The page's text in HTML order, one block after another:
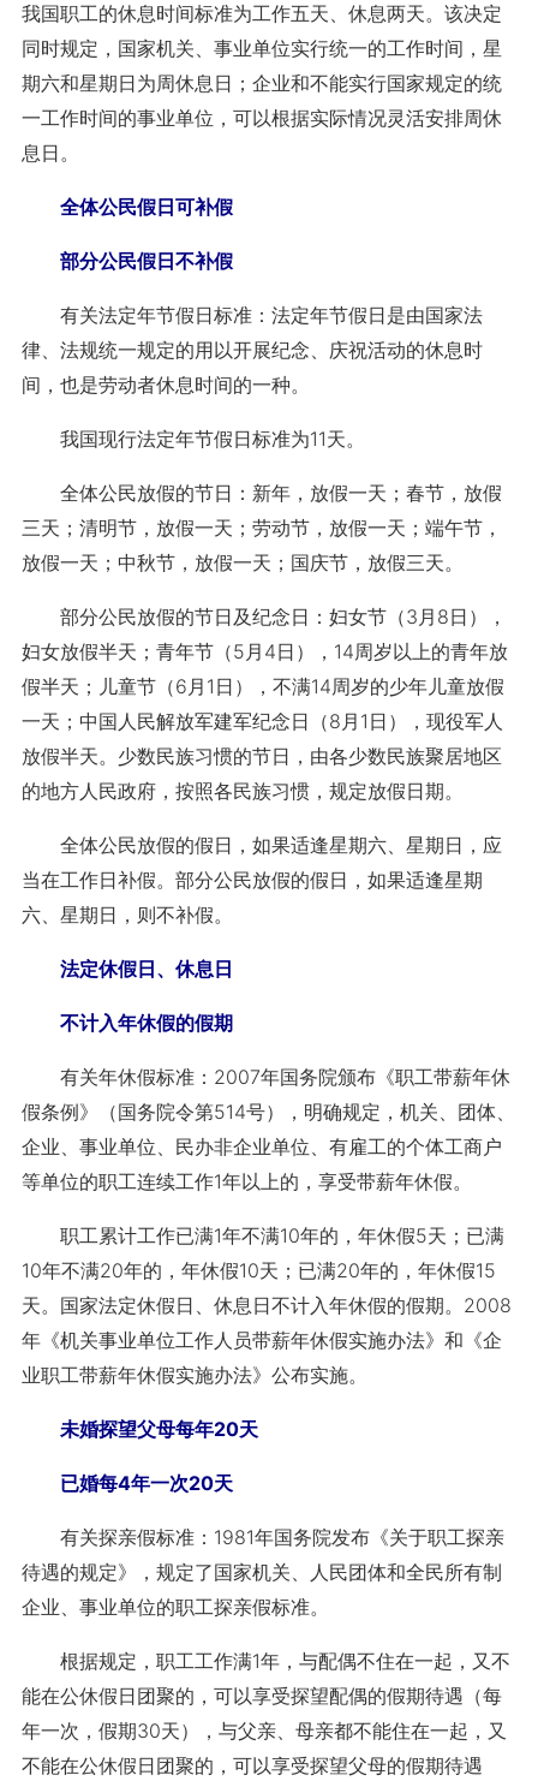
我国职工的休息时间标准为工作五天、休息两天。该决定
同时规定，国家机关、事业单位实行统一的工作时间，星
期六和星期日为周休息日；企业和不能实行国家规定的统
一工作时间的事业单位，可以根据实际情况灵活安排周休
息日。
全体公民假日可补假
部分公民假日不补假
有关法定年节假日标准：法定年节假日是由国家法
律、法规统一规定的用以开展纪念、庆祝活动的休息时
间，也是劳动者休息时间的一种。
我国现行法定年节假日标准为11天。
全体公民放假的节日：新年，放假一天；春节，放假
三天；清明节，放假一天；劳动节，放假一天；端午节，
放假一天；中秋节，放假一天；国庆节，放假三天。
部分公民放假的节日及纪念日：妇女节（3月8日），
妇女放假半天；青年节（5月4日），14周岁以上的青年放
假半天；儿童节（6月1日），不满14周岁的少年儿童放假
一天；中国人民解放军建军纪念日（8月1日），现役军人
放假半天。少数民族习惯的节日，由各少数民族聚居地区
的地方人民政府，按照各民族习惯，规定放假日期。
全体公民放假的假日，如果适逢星期六、星期日，应
当在工作日补假。部分公民放假的假日，如果适逢星期
六、星期日，则不补假。
法定休假日、休息日
不计入年休假的假期
有关年休假标准：2007年国务院颁布《职工带薪年休
假条例》（国务院令第514号），明确规定，机关、团体、
企业、事业单位、民办非企业单位、有雇工的个体工商户
等单位的职工连续工作1年以上的，享受带薪年休假。
职工累计工作已满1年不满10年的，年休假5天；已满
10年不满20年的，年休假10天；已满20年的，年休假15
天。国家法定休假日、休息日不计入年休假的假期。2008
年《机关事业单位工作人员带薪年休假实施办法》和《企
业职工带薪年休假实施办法》公布实施。
未婚探望父母每年20天
已婚每4年一次20天
有关探亲假标准：1981年国务院发布《关于职工探亲
待遇的规定》，规定了国家机关、人民团体和全民所有制
企业、事业单位的职工探亲假标准。
根据规定，职工工作满1年，与配偶不住在一起，又不
能在公休假日团聚的，可以享受探望配偶的假期待遇（每
年一次，假期30天），与父亲、母亲都不能住在一起，又
不能在公休假日团聚的，可以享受探望父母的假期待遇